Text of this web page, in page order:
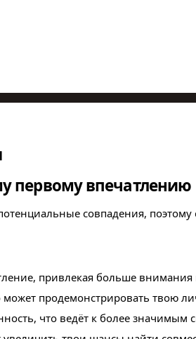
первому впечатлению
совпадения,
привлекая больше
может продемонстрировать твою
что ведёт к более значимым